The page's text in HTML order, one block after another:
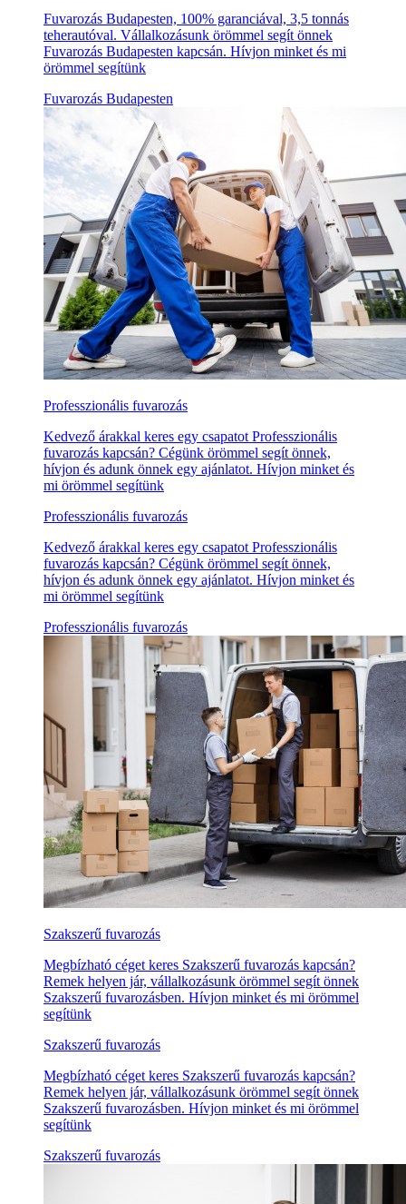
Fuvarozás Budapesten, 100% garanciával, 3,5 tonnás
teherautóval. Vállalkozásunk örömmel segít önnek
Fuvarozás Budapesten kapcsán. Hívjon minket és mi
örömmel segítünk
Fuvarozás Budapesten
Professzionális fuvarozás
Kedvező árakkal keres egy csapatot Professzionális
fuvarozás kapcsán? Cégünk örömmel segít önnek,
hívjon és adunk önnek egy ajánlatot. Hívjon minket és
mi örömmel segítünk
Professzionális fuvarozás
Kedvező árakkal keres egy csapatot Professzionális
fuvarozás kapcsán? Cégünk örömmel segít önnek,
hívjon és adunk önnek egy ajánlatot. Hívjon minket és
mi örömmel segítünk
Professzionális fuvarozás
Szakszerű fuvarozás
Megbízható céget keres Szakszerű fuvarozás kapcsán?
Remek helyen jár, vállalkozásunk örömmel segít önnek
Szakszerű fuvarozásben. Hívjon minket és mi örömmel
segítünk
Szakszerű fuvarozás
Megbízható céget keres Szakszerű fuvarozás kapcsán?
Remek helyen jár, vállalkozásunk örömmel segít önnek
Szakszerű fuvarozásben. Hívjon minket és mi örömmel
segítünk
Szakszerű fuvarozás